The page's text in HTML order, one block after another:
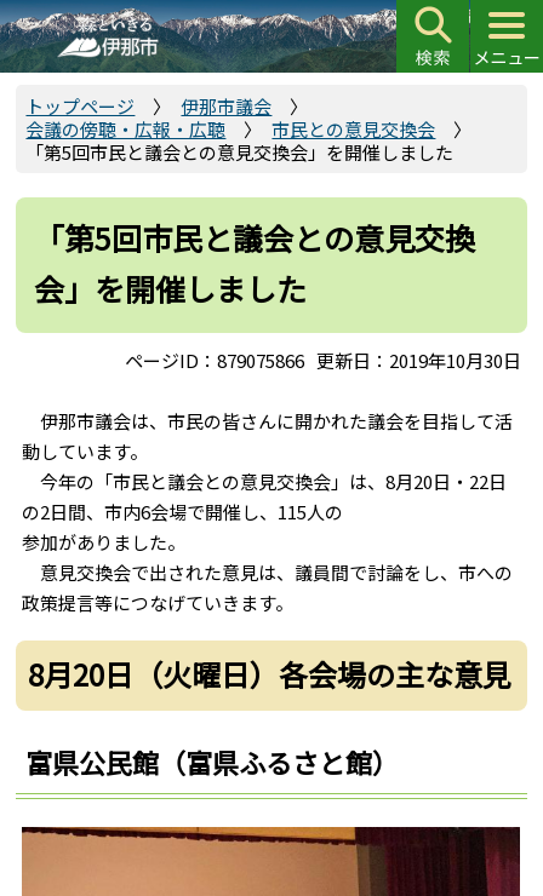
こ
の
ペ
先
トップページ
伊那市議会
会議の傍聴・広報・広聴
市民との意見交換会
「第5回市民と議会との意見交換会」を開催しました
「第5回市民と議会との意見交換
会」を開催しました
ページID：879075866 更新日：2019年10月30日
伊那市議会は、市民の皆さんに開かれた議会を目指して活
動しています。
今年の「市民と議会との意見交換会」は、8月20日・22日
の2日間、市内6会場で開催し、115人の
参加がありました。
意見交換会で出された意見は、議員間で討論をし、市への
政策提言等につなげていきます。
8月20日（火曜日）各会場の主な意見
富県公民館（富県ふるさと館）